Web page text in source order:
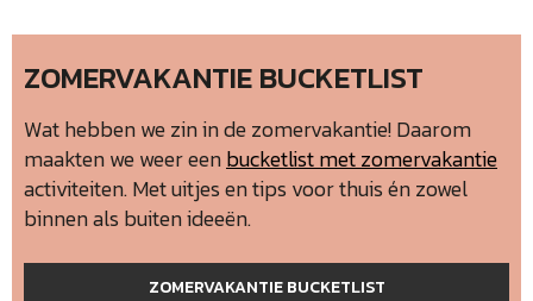
ZOMERVAKANTIE BUCKETLIST
Wat hebben we zin in de zomervakantie! Daarom
maakten we weer eenbucketlist met zomervakantie
activiteiten. Met uitjes en tips voor thuis én zowel
binnen als buiten ideeën.
ZOMERVAKANTIE BUCKETLIST